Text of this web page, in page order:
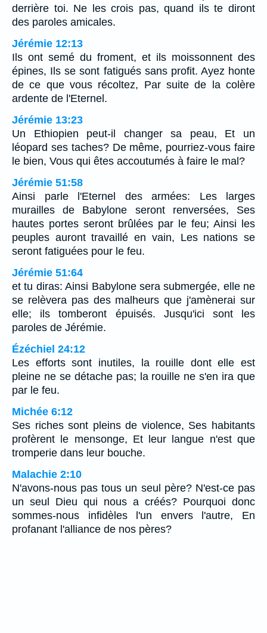
derrière toi. Ne les crois pas, quand ils te diront
des paroles amicales.
Jérémie 12:13
Ils ont semé du froment, et ils moissonnent des
épines, Ils se sont fatigués sans profit. Ayez honte
de ce que vous récoltez, Par suite de la colère
ardente de l'Eternel.
Jérémie 13:23
Un Ethiopien peut-il changer sa peau, Et un
léopard ses taches? De même, pourriez-vous faire
le bien, Vous qui êtes accoutumés à faire le mal?
Jérémie 51:58
Ainsi parle l'Eternel des armées: Les larges
murailles de Babylone seront renversées, Ses
hautes portes seront brûlées par le feu; Ainsi les
peuples auront travaillé en vain, Les nations se
seront fatiguées pour le feu.
Jérémie 51:64
et tu diras: Ainsi Babylone sera submergée, elle ne
se relèvera pas des malheurs que j'amènerai sur
elle; ils tomberont épuisés. Jusqu'ici sont les
paroles de Jérémie.
Ézéchiel 24:12
Les efforts sont inutiles, la rouille dont elle est
pleine ne se détache pas; la rouille ne s'en ira que
par le feu.
Michée 6:12
Ses riches sont pleins de violence, Ses habitants
profèrent le mensonge, Et leur langue n'est que
tromperie dans leur bouche.
Malachie 2:10
N'avons-nous pas tous un seul père? N'est-ce pas
un seul Dieu qui nous a créés? Pourquoi donc
sommes-nous infidèles l'un envers l'autre, En
profanant l'alliance de nos pères?